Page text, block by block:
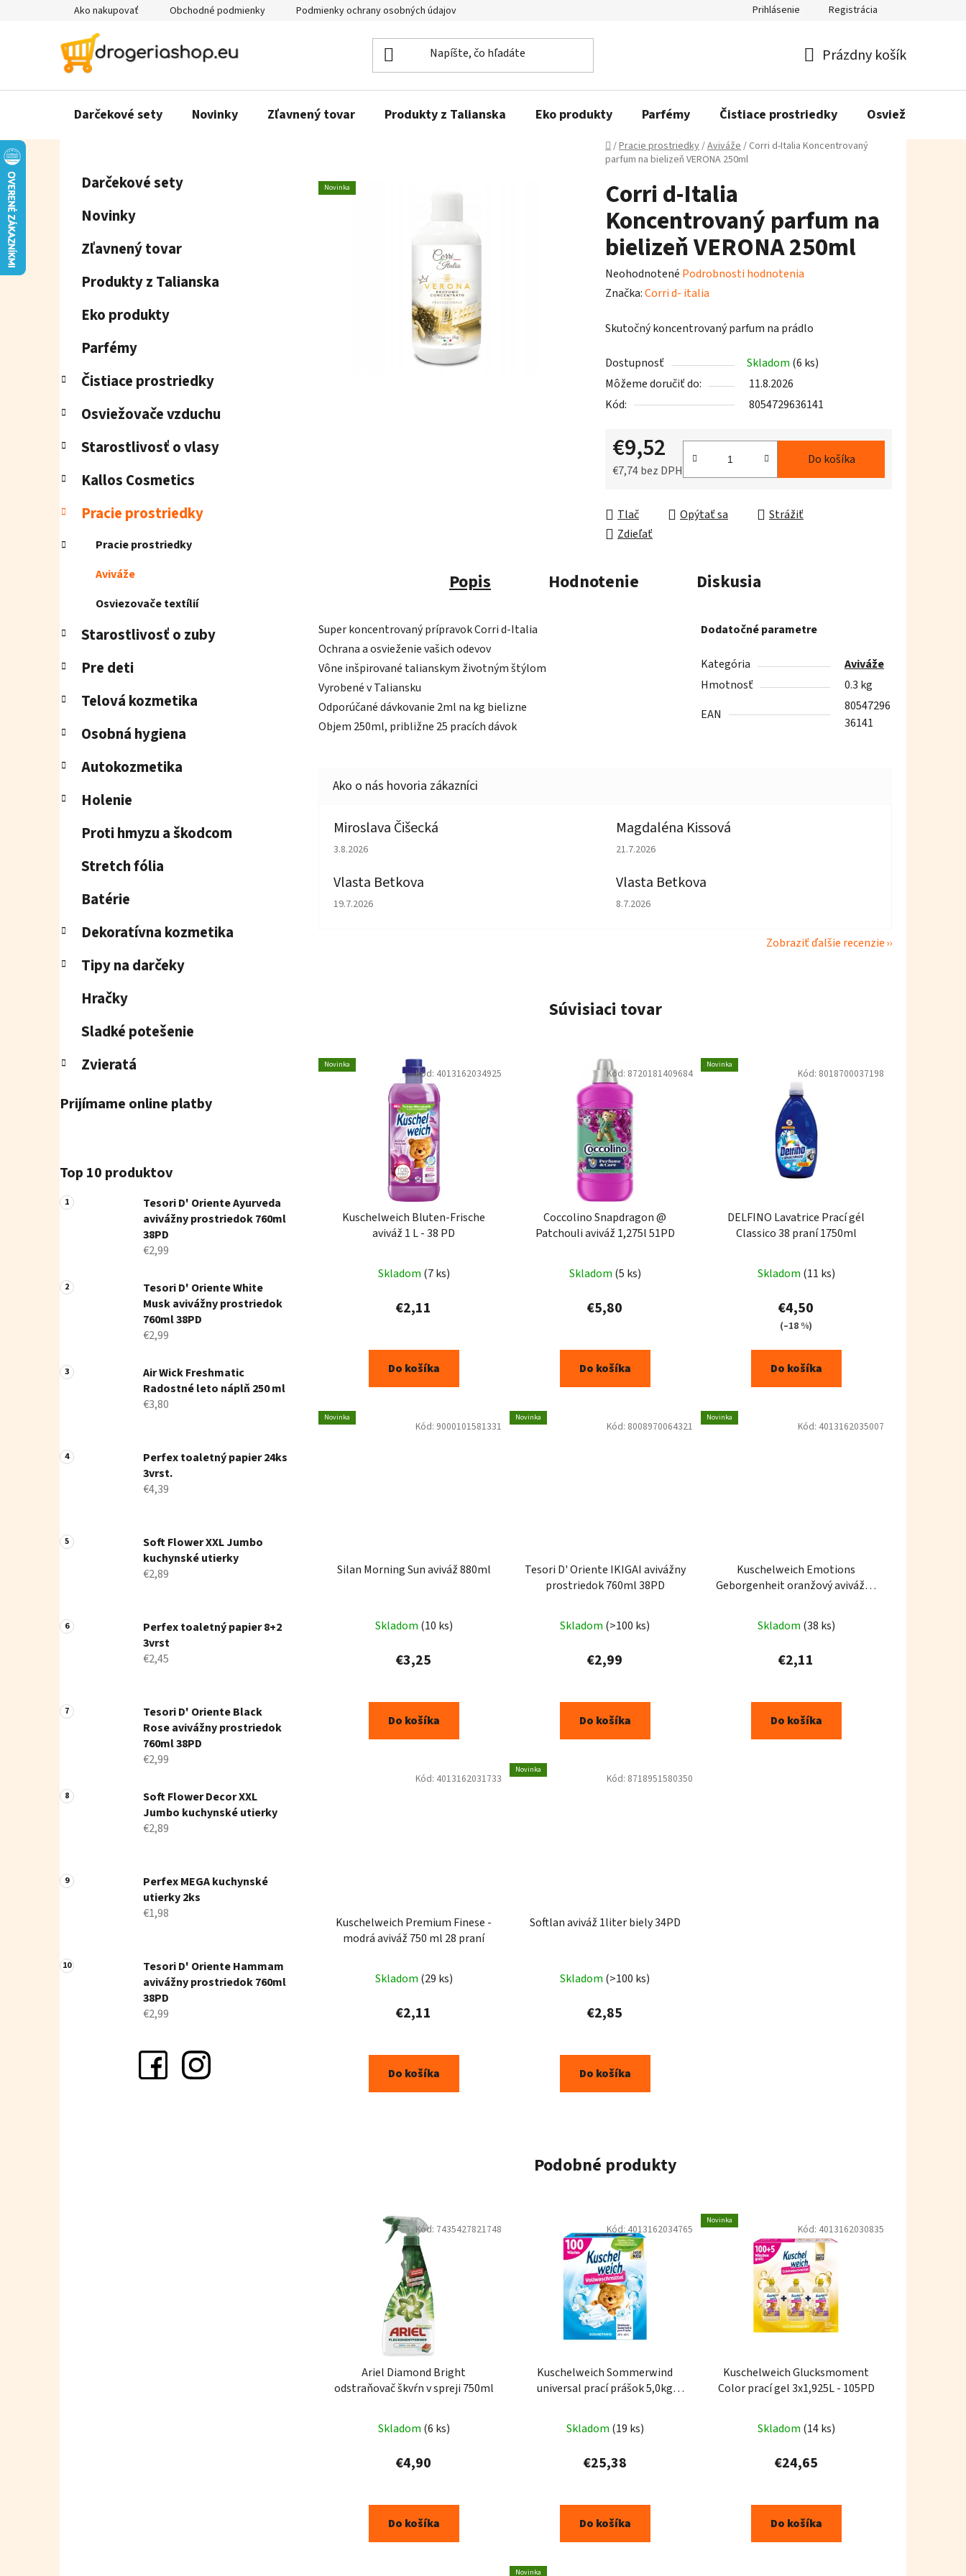
Ako nakupovať Obchodné podmienky Podmienky ochrany osobných údajov Prihlásenie Registrácia
košík
Prázdny košík
Darčekové sety Novinky Zľavnený tovar Produkty z Talianska Eko produkty Parfémy Čistiace prostriedky Osviežovače
Domov
/Pracie prostriedky/Aviváže/ Corri d-Italia Koncentrovaný
parfum na bielizeň VERONA 250ml
Preskočiť
kategórie
Darčekové sety
Novinky
Zľavnený tovar
Produkty z Talianska
Eko produkty
Parfémy
Čistiace prostriedky
Osviežovače vzduchu
Starostlivosť o vlasy
Kallos Cosmetics
Pracie prostriedky
Pracie prostriedky
Aviváže
Osviezovače textílií
Starostlivosť o zuby
Pre deti
Telová kozmetika
Osobná hygiena
Autokozmetika
Holenie
Proti hmyzu a škodcom
Stretch fólia
Batérie
Dekoratívna kozmetika
Tipy na darčeky
Hračky
Sladké potešenie
Zvieratá
Prijímame online platby
Top 10 produktov
Tesori D' Oriente Ayurveda
avivážny prostriedok 760ml
38PD
€2,99
Tesori D' Oriente White
Musk avivážny prostriedok
760ml 38PD
€2,99
Air Wick Freshmatic
Radostné leto náplň 250 ml
€3,80
Perfex toaletný papier 24ks
3vrst.
€4,39
Soft Flower XXL Jumbo
kuchynské utierky
€2,89
Perfex toaletný papier 8+2
3vrst
€2,45
Tesori D' Oriente Black
Rose avivážny prostriedok
760ml 38PD
€2,99
Soft Flower Decor XXL
Jumbo kuchynské utierky
€2,89
Perfex MEGA kuchynské
utierky 2ks
€1,98
Tesori D' Oriente Hammam
avivážny prostriedok 760ml
38PD
€2,99
Corri d-Italia
Koncentrovaný parfum na
bielizeň VERONA 250ml
Priemerné
hodnotenie
je
z
5
hviezdičiek.
Neohodnotené Podrobnosti hodnotenia
Značka:Corri d- italia
Skutočný koncentrovaný parfum na prádlo
Dostupnosť Skladom (6 ks)
Môžeme doručiť do:
11.8.2026
Kód:
8054729636141
€9,52
€7,74 bez DPH
Do košíka
Tlač Opýtať sa
Strážiť
Zdieľať
Novinka
Popis Hodnotenie Diskusia
Super koncentrovaný prípravok Corri d-Italia
Ochrana a osvieženie vašich odevov
Vône inšpirované talianskym životným štýlom
Vyrobené v Taliansku
Odporúčané dávkovanie 2ml na kg bielizne
Objem 250ml, približne 25 pracích dávok
Dodatočné parametre
Kategória
Aviváže
Hmotnosť
0.3 kg
EAN
80547296
36141
Miroslava Čišecká
Hodnotenie obchodu je 1 z 5 hviezdičiek.
3.8.2026
Magdaléna Kissová
Hodnotenie obchodu je 5 z 5 hviezdičiek.
21.7.2026
Vlasta Betkova
Hodnotenie obchodu je 5 z 5 hviezdičiek.
19.7.2026
Vlasta Betkova
Hodnotenie obchodu je 4 z 5 hviezdičiek.
8.7.2026
Zobraziť ďalšie recenzie
Súvisiaci tovar
Novinka
Kuschelweich Bluten-Frische
aviváž 1 L - 38 PD
Skladom (7 ks)
€2,11
Do košíka
Kód: 4013162034925
Coccolino Snapdragon @
Patchouli aviváž 1,275l 51PD
Skladom (5 ks)
€5,80
Do košíka
Kód: 8720181409684
Novinka
DELFINO Lavatrice Prací gél
Classico 38 praní 1750ml
Skladom (11 ks)
€4,50
(–18 %)
Do košíka
Kód: 8018700037198
Novinka
Silan Morning Sun aviváž 880ml
Skladom (10 ks)
€3,25
Do košíka
Kód: 9000101581331
Novinka
Tesori D' Oriente IKIGAI avivážny
prostriedok 760ml 38PD
Skladom (>100 ks)
€2,99
Do košíka
Kód: 8008970064321
Novinka
Kuschelweich Emotions
Geborgenheit oranžový avivážny
Skladom (38 ks)
€2,11
Do košíka
Kód: 4013162035007
Kuschelweich Premium Finese -
modrá aviváž 750 ml 28 praní
Skladom (29 ks)
€2,11
Do košíka
Kód: 4013162031733
Novinka
Softlan aviváž 1liter biely 34PD
Skladom (>100 ks)
€2,85
Do košíka
Kód: 8718951580350
Podobné produkty
Ariel Diamond Bright
odstraňovač škvŕn v spreji 750ml
Skladom (6 ks)
€4,90
Do košíka
Kód: 7435427821748
Kuschelweich Sommerwind
universal prací prášok 5,0kg
Skladom (19 ks)
€25,38
Do košíka
Kód: 4013162034765
Novinka
Kuschelweich Glucksmoment
Color prací gel 3x1,925L - 105PD
Skladom (14 ks)
€24,65
Do košíka
Kód: 4013162030835
Novinka